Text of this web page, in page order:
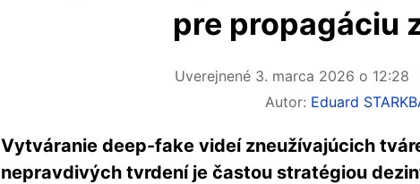
pre propagáciu
Uverejnené 3. marca 2026 o 12:28
Autor: Eduard
Vytváranie deep-fake videí zneužívajúcich
nepravdivých tvrdení je častou stratégiou